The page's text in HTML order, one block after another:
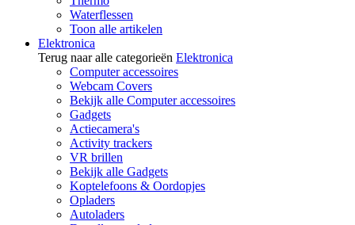
Waterflessen
Toon alle artikelen
Elektronica
Terug naar alle categorieën Elektronica
Computer accessoires
Webcam Covers
Bekijk alle Computer accessoires
Gadgets
Actiecamera's
Activity trackers
VR brillen
Bekijk alle Gadgets
Koptelefoons & Oordopjes
Opladers
Autoladers